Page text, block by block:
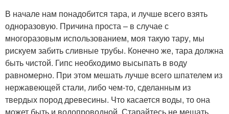
В начале нам понадобится тара, и лучше всего взять
одноразовую. Причина проста – в случае с
многоразовым использованием, моя такую тару, мы
рискуем забить сливные трубы. Конечно же, тара должна
быть чистой. Гипс необходимо высыпать в воду
равномерно. При этом мешать лучше всего шпателем из
нержавеющей стали, либо чем-то, сделанным из
твердых пород древесины. Что касается воды, то она